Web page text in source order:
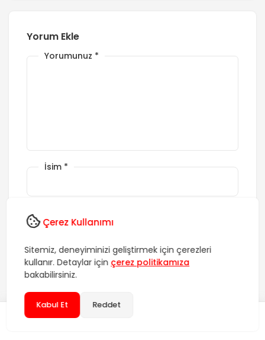
Yorum Ekle
Yorumunuz *
İsim *
Web Siteniz
Daha sonraki yorumlarımda kullanılması için adım, e-
posta adresim ve site adresim bu tarayıcıya
kaydedilsin.
Çerez Kullanımı
Sitemiz, deneyiminizi geliştirmek için çerezleri
kullanır. Detaylar için çerez politikamıza
bakabilirsiniz.
Kabul Et Reddet